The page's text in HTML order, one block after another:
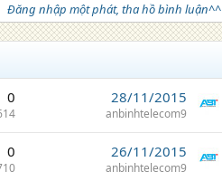
Đăng nhập một phát, tha hồ bình luận^^
0 28/11/2015
anbinhtelecom9
0 26/11/2015
anbinhtelecom9